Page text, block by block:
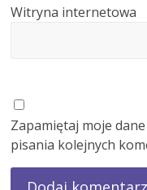
Witryna internetowa
Zapamiętaj moje
pisania kolejnych